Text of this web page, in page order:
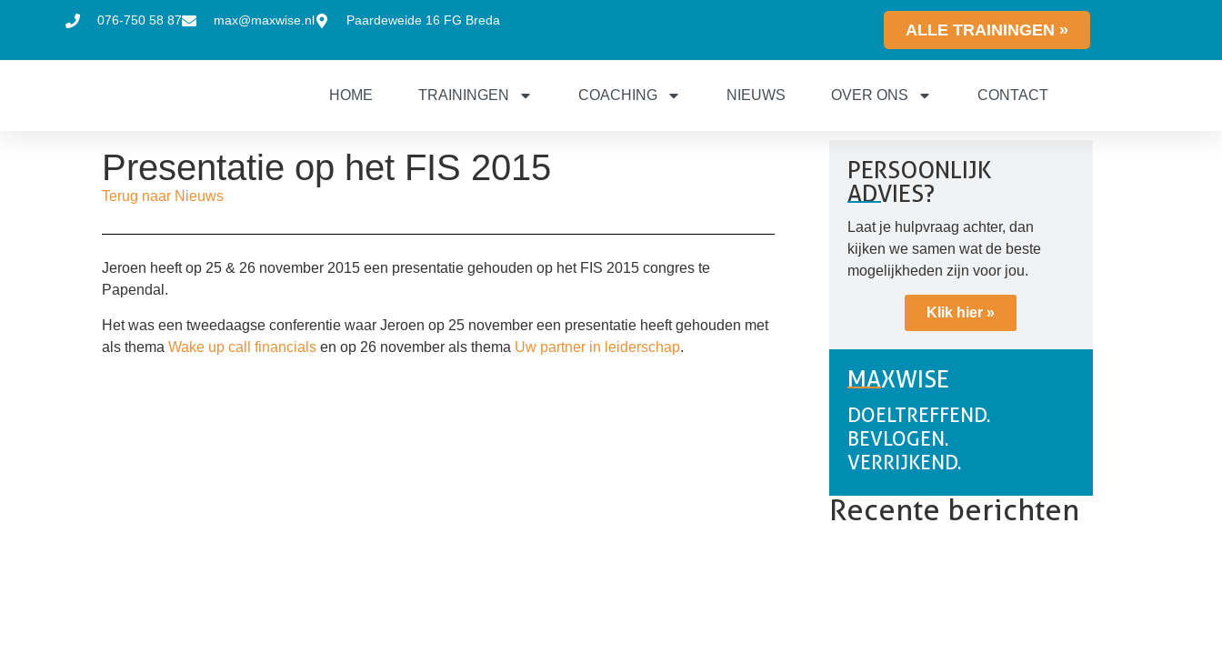
076-750 58 87 max@maxwise.nl Paardeweide 16 FG Breda
ALLE TRAININGEN »
HOME TRAININGEN COACHING NIEUWS OVER ONS CONTACT
Presentatie op het FIS 2015
Terug naar Nieuws
Jeroen heeft op 25 & 26 november 2015 een presentatie gehouden op het FIS 2015 congres te
Papendal.
Het was een tweedaagse conferentie waar Jeroen op 25 november een presentatie heeft gehouden met
als thema Wake up call financials en op 26 november als thema Uw partner in leiderschap.
PERSOONLIJK
ADVIES?
Laat je hulpvraag achter, dan
kijken we samen wat de beste
mogelijkheden zijn voor jou.
Klik hier »
MAXWISE
DOELTREFFEND.
BEVLOGEN.
VERRIJKEND.
Recente berichten